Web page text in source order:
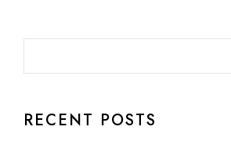
RECENT POSTS